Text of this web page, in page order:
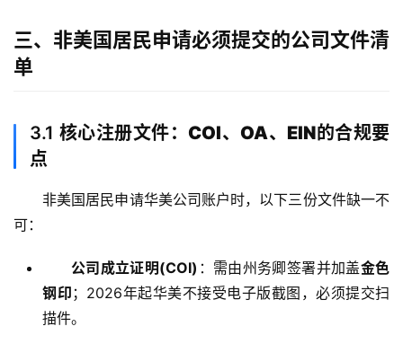
三、非美国居民申请必须提交的公司文件清
单
3.1 核心注册文件：COI、OA、EIN的合规要
点
非美国居民申请华美公司账户时，以下三份文件缺一不
可：
公司成立证明(COI) ：需由州务卿签署并加盖金色
钢印 ；2026年起华美不接受电子版截图，必须提交扫
描件。